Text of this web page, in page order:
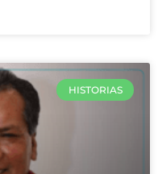
HISTORIAS